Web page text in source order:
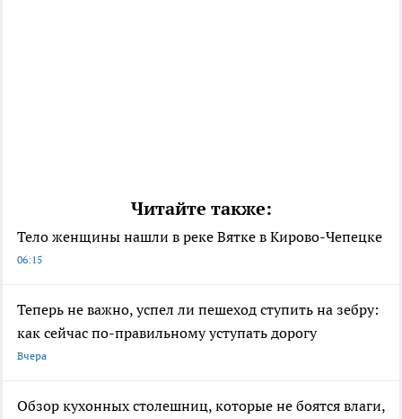
Читайте также:
Тело женщины нашли в реке Вятке в Кирово-Чепецке
06:15
Теперь не важно, успел ли пешеход ступить на зебру:
как сейчас по-правильному уступать дорогу
Вчера
Обзор кухонных столешниц, которые не боятся влаги,